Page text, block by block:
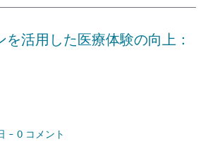
を活用した医療体験の向上：
- 0 コメント